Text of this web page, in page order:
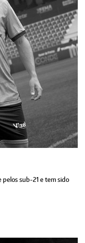
sub-21 e tem sido